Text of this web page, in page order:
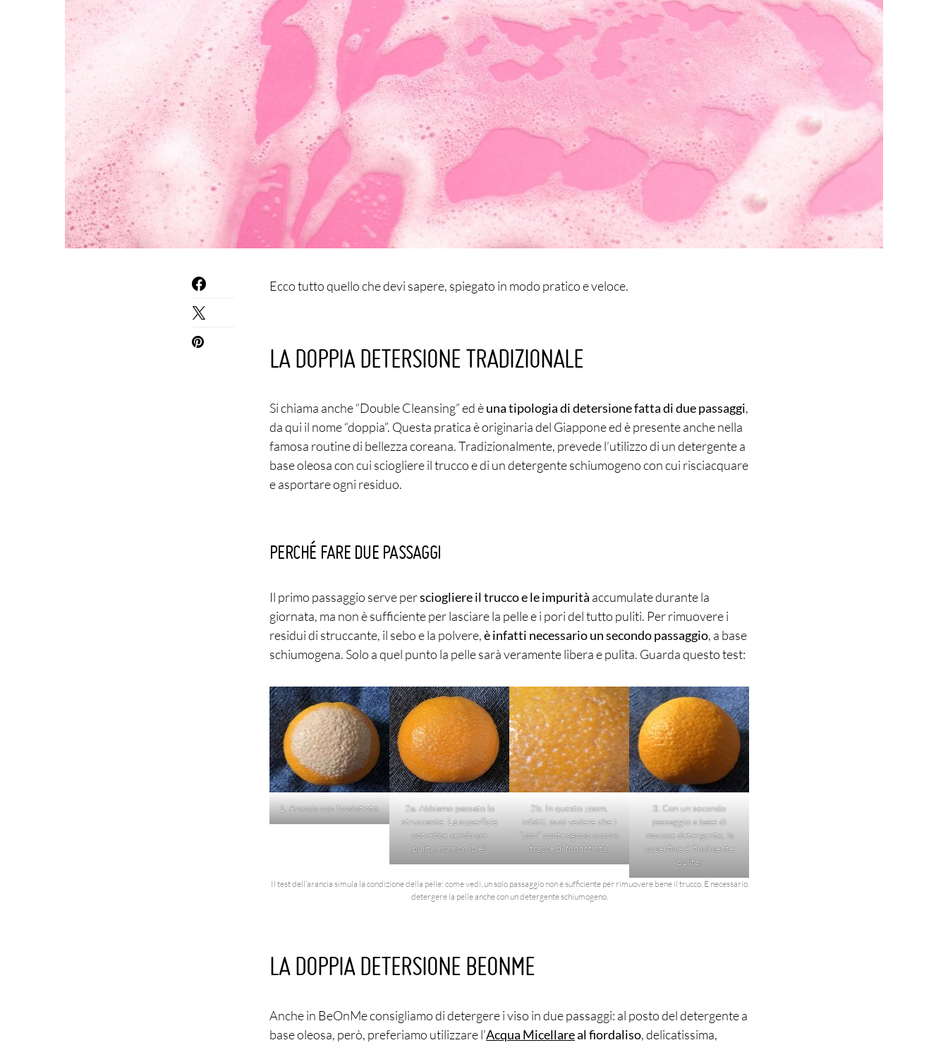
Ecco tutto quello che devi sapere, spiegato in modo pratico e veloce.
LA DOPPIA DETERSIONE TRADIZIONALE
Si chiama anche “Double Cleansing” ed èuna tipologia di detersione fatta di due passaggi,
da qui il nome “doppia”. Questa pratica è originaria del Giappone ed è presente anche nella
famosa routine di bellezza coreana. Tradizionalmente, prevede l’utilizzo di un detergente a
base oleosa con cui sciogliere il trucco e di un detergente schiumogeno con cui risciacquare
e asportare ogni residuo.
PERCHÉ FARE DUE PASSAGGI
Il primo passaggio serve persciogliere il trucco e le impurità accumulate durante la
giornata, ma non è sufficiente per lasciare la pelle e i pori del tutto puliti. Per rimuovere i
residui di struccante, il sebo e la polvere,è infatti necessario un secondo passaggio, a base
schiumogena. Solo a quel punto la pelle sarà veramente libera e pulita. Guarda questo test:
1. Arancia con fondotinta.
2a. Abbiamo passato lo
struccante. La superficie
potrebbe sembrare
pulita, ma non lo è!
2b. In questo zoom,
infatti, puoi vedere che i
“pori” contengono ancora
tracce di fondotinta.
3. Con un secondo
passaggio a base di
mousse detergente, la
superficie è finalmente
pulita!
Il test dell’arancia simula la condizione della pelle: come vedi, un solo passaggio non è sufficiente per rimuovere bene il trucco. È necessario
detergere la pelle anche con un detergente schiumogeno.
LA DOPPIA DETERSIONE BEONME
Anche in BeOnMe consigliamo di detergere i viso in due passaggi: al posto del detergente a
base oleosa, però, preferiamo utilizzare l’Acqua Micellareal fiordaliso, delicatissima,